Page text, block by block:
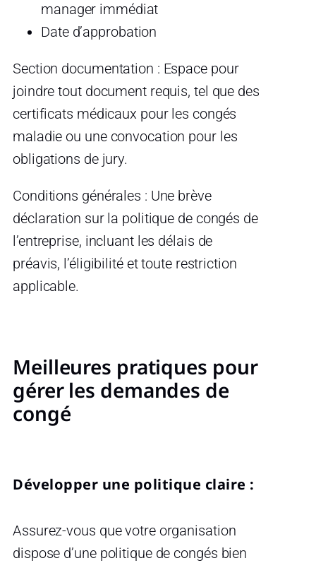
manager immédiat
Date d’approbation
Section documentation : Espace pour
joindre tout document requis, tel que des
certificats médicaux pour les congés
maladie ou une convocation pour les
obligations de jury.
Conditions générales : Une brève
déclaration sur la politique de congés de
l’entreprise, incluant les délais de
préavis, l’éligibilité et toute restriction
applicable.
Meilleures pratiques pour
gérer les demandes de
congé
Développer une politique claire :
Assurez-vous que votre organisation
dispose d’une politique de congés bien